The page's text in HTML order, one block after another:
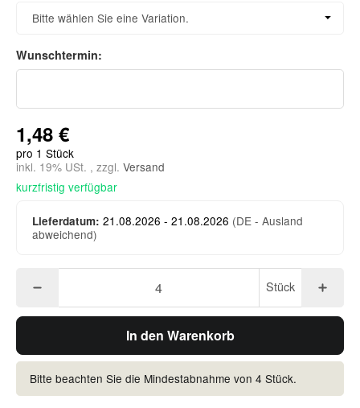
Bitte wählen Sie eine Variation.
Wunschtermin:
Wunschtermin:
1,48 €
pro 1 Stück
inkl. 19% USt. , zzgl. Versand
kurzfristig verfügbar
Lieferdatum: 21.08.2026 - 21.08.2026 (DE - Ausland
abweichend)
Stück
In den Warenkorb
Bitte beachten Sie die Mindestabnahme von 4 Stück.